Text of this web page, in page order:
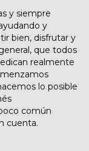
y siempre
y
bien, disfrutar y
que todos
realmente
lo posible
común
cuenta.